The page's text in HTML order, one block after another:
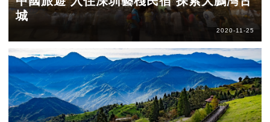
城
2020-11-25